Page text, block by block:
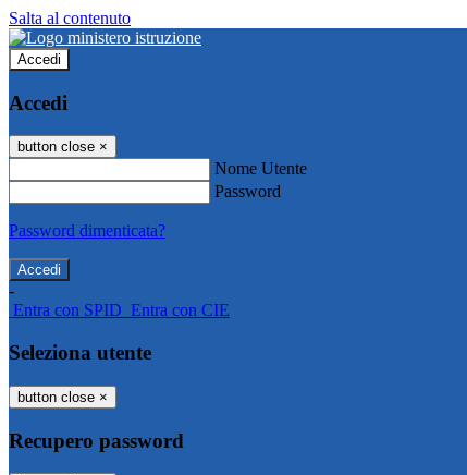
Salta al contenuto
Accedi
Accedi
button close ×
Nome Utente
Password
Password dimenticata?
-
Entra con SPID Entra con CIE
Seleziona utente
button close ×
Recupero password